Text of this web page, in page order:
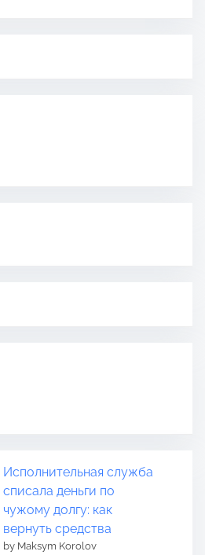
Исполнительная служба
списала деньги по
чужому долгу: как
вернуть средства
by Maksym Korolov